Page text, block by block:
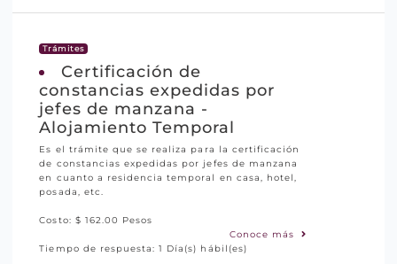
Trámites
Certificación de
constancias expedidas por
jefes de manzana -
Alojamiento Temporal
Es el trámite que se realiza para la certificación
de constancias expedidas por jefes de manzana
en cuanto a residencia temporal en casa, hotel,
posada, etc.
Costo: $ 162.00 Pesos
Conoce más
Tiempo de respuesta: 1 Día(s) hábil(es)